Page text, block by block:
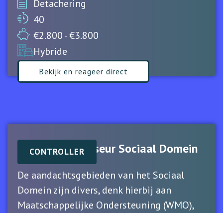
Detachering
40
€2.800 - €3.800
Hybride
Bekijk en reageer direct
CONTROLLER
Financieel Adviseur Sociaal Domein
De aandachtsgebieden van het Sociaal
Domein zijn divers, denk hierbij aan
Maatschappelijke Ondersteuning (WMO),